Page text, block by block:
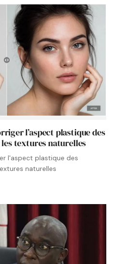
l’aspect plastique des
textures naturelles
l'aspect plastique des
naturelles